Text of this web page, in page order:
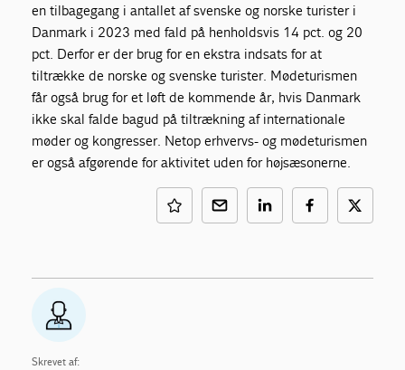
en tilbagegang i antallet af svenske og norske turister i
Danmark i 2023 med fald på henholdsvis 14 pct. og 20
pct. Derfor er der brug for en ekstra indsats for at
tiltrække de norske og svenske turister. Mødeturismen
får også brug for et løft de kommende år, hvis Danmark
ikke skal falde bagud på tiltrækning af internationale
møder og kongresser. Netop erhvervs- og mødeturismen
er også afgørende for aktivitet uden for højsæsonerne.
Skrevet af: